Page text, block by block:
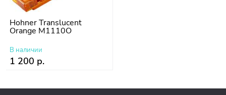
Hohner Translucent
Orange M1110O
В наличии
1 200 р.